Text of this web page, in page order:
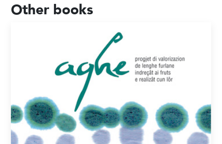
Other books